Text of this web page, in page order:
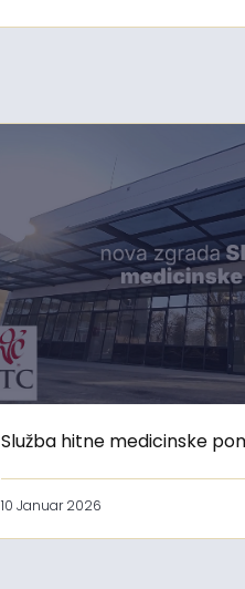
Služba hitne medicinske
10 Januar 2026